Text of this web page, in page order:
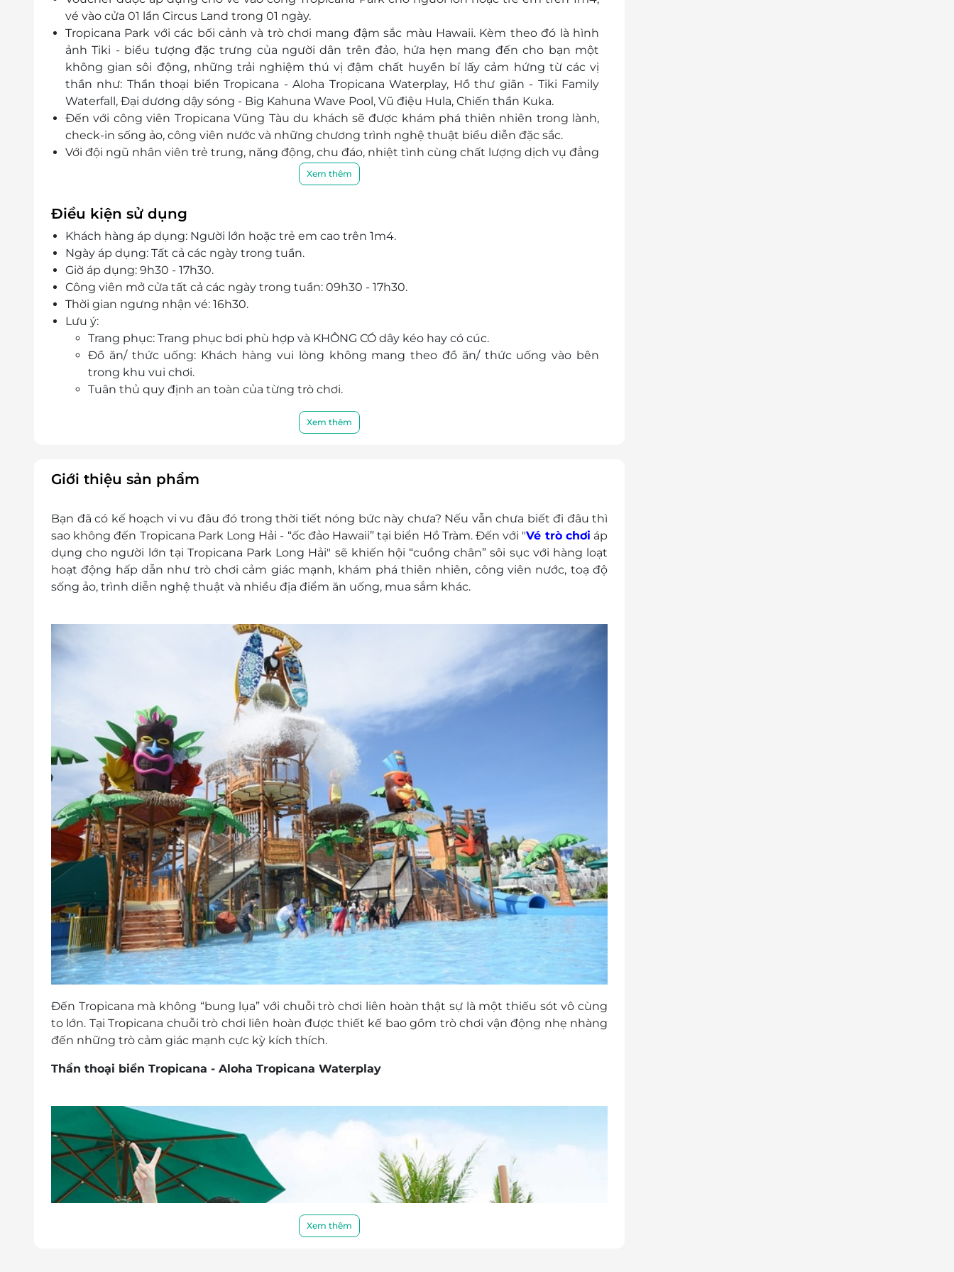
vé vào cửa 01 lần Circus Land trong 01 ngày.
Tropicana Park với các bối cảnh và trò chơi mang đậm sắc màu Hawaii. Kèm theo đó là hình
ảnh Tiki - biểu tượng đặc trưng của người dân trên đảo, hứa hẹn mang đến cho bạn một
không gian sôi động, những trải nghiệm thú vị đậm chất huyền bí lấy cảm hứng từ các vị
thần như: Thần thoại biển Tropicana - Aloha Tropicana Waterplay, Hồ thư giãn - Tiki Family
Waterfall, Đại dương dậy sóng - Big Kahuna Wave Pool, Vũ điệu Hula, Chiến thần Kuka.
Đến với công viên Tropicana Vũng Tàu du khách sẽ được khám phá thiên nhiên trong lành,
check-in sống ảo, công viên nước và những chương trình nghệ thuật biểu diễn đặc sắc.
Với đội ngũ nhân viên trẻ trung, năng động, chu đáo, nhiệt tình cùng chất lượng dịch vụ đẳng
cấp, Tropicana Park sẽ mang đến sự hài lòng nhất đến mọi khách hàng.
Xem thêm
Điều kiện sử dụng
Khách hàng áp dụng: Người lớn hoặc trẻ em cao trên 1m4.
Ngày áp dụng: Tất cả các ngày trong tuần.
Giờ áp dụng: 9h30 - 17h30.
Công viên mở cửa tất cả các ngày trong tuần: 09h30 - 17h30.
Thời gian ngưng nhận vé: 16h30.
Lưu ý:
Trang phục: Trang phục bơi phù hợp và KHÔNG CÓ dây kéo hay có cúc.
Đồ ăn/ thức uống: Khách hàng vui lòng không mang theo đồ ăn/ thức uống vào bên
trong khu vui chơi.
Tuân thủ quy định an toàn của từng trò chơi.
Trẻ em từ 1 - 1m4 mua vé riêng
Trẻ em dưới 1m miễn phí khi đi cùng người lớn.
được sử dụng voucher. LifeLink có thể không hỗ trợ được nếu khách chưa đặt trước
Điện thoại liên hệ: 1900 2065 - - 0973.428.858
Địa chỉ: Novaworld Hồ Tràm, Ven Biển, Bình Châu, Xuyên Mộc, Bà Rịa - Vũng Tàu.
Điều kiện khác:
Một khách hàng được mua nhiều voucher.
Không áp dụng đồng thời với chương trình khuyến mại khác.
Xem thêm
Giới thiệu sản phẩm
Bạn đã có kế hoạch vi vu đâu đó trong thời tiết nóng bức này chưa? Nếu vẫn chưa biết đi đâu thì
sao không đến Tropicana Park Long Hải - “ốc đảo Hawaii” tại biển Hồ Tràm. Đến với "Vé trò chơi áp
dụng cho người lớn tại Tropicana Park Long Hải" sẽ khiến hội “cuồng chân” sôi sục với hàng loạt
hoạt động hấp dẫn như trò chơi cảm giác mạnh, khám phá thiên nhiên, công viên nước, toạ độ
sống ảo, trình diễn nghệ thuật và nhiều địa điểm ăn uống, mua sắm khác.
Đến Tropicana mà không “bung lụa” với chuỗi trò chơi liên hoàn thật sự là một thiếu sót vô cùng
to lớn. Tại Tropicana chuỗi trò chơi liên hoàn được thiết kế bao gồm trò chơi vận động nhẹ nhàng
đến những trò cảm giác mạnh cực kỳ kích thích.
Thần thoại biển Tropicana - Aloha Tropicana Waterplay
Xem thêm